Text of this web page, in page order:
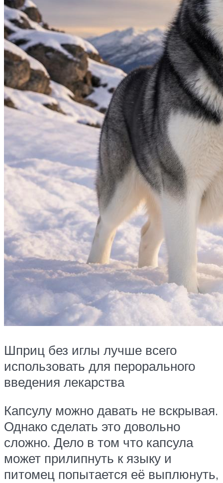
Шприц без иглы лучше всего
использовать для перорального
введения лекарства
Капсулу можно давать не вскрывая.
Однако сделать это довольно
сложно. Дело в том что капсула
может прилипнуть к языку и
питомец попытается её выплюнуть,